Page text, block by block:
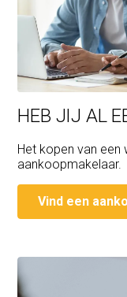
onjuistheid.
HEB JIJ AL
Het kopen van
aankoopmakelaar.
Vind een